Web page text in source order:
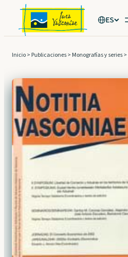
Saltar
contenido
ES
Inicio> Publicaciones> Monografías y series>